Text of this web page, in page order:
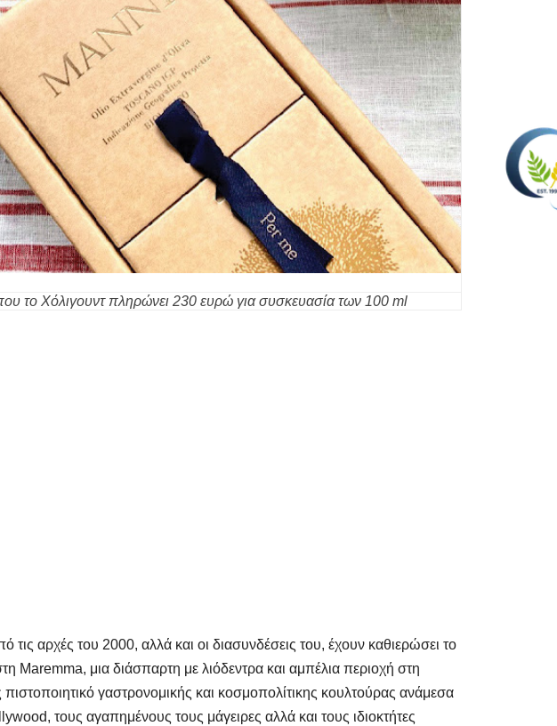
το Χόλιγουντ πληρώνει 230 ευρώ για συσκευασία των 100 ml
τις αρχές του 2000, αλλά και οι διασυνδέσεις του, έχουν καθιερώσει το
Maremma, μια διάσπαρτη με λιόδεντρα και αμπέλια περιοχή στη
γαστρονομικής και κοσμοπολίτικης κουλτούρας ανάμεσα
, τους αγαπημένους τους μάγειρες αλλά και τους ιδιοκτήτες